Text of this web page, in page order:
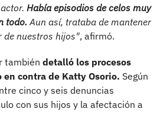
Había episodios de celos muy
todo. Aun así, trataba de mantener
de nuestros hijos", afirmó.
también detalló los procesos
contra de Katty Osorio. Según
cinco y seis denuncias
con sus hijos y la afectación a